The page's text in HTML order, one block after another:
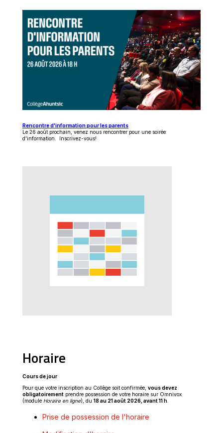
nouvelle
fenêtre
Rencontre d'information pour les parents
Le 26 août prochain, venez nous rencontrer pour une soirée
d'information. Inscrivez-vous!
Horaire
Cours de jour
Pour que votre inscription au Collège soit confirmée, vous devez
obligatoirement prendre possession de votre horaire sur Omnivox
(module Horaire en ligne), du 18 au 21 août 2026, avant 11 h
Prise de possession de l'horaire